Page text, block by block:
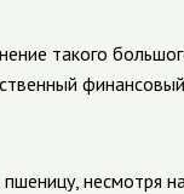
такого
несмотря